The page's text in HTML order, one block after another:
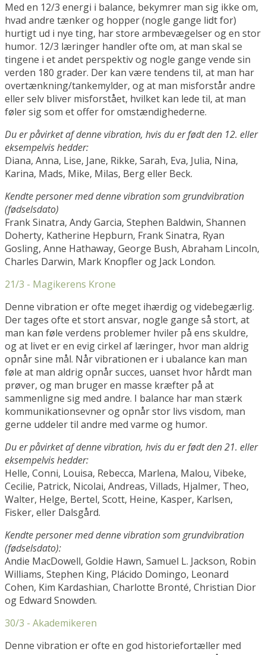
Med en 12/3 energi i balance, bekymrer man sig ikke om,
hvad andre tænker og hopper (nogle gange lidt for)
hurtigt ud i nye ting, har store armbevægelser og en stor
humor. 12/3 læringer handler ofte om, at man skal se
tingene i et andet perspektiv og nogle gange vende sin
verden 180 grader. Der kan være tendens til, at man har
overtænkning/tankemylder, og at man misforstår andre
eller selv bliver misforstået, hvilket kan lede til, at man
føler sig som et offer for omstændighederne.
Du er påvirket af denne vibration, hvis du er født den 12. eller
eksempelvis hedder:
Diana, Anna, Lise, Jane, Rikke, Sarah, Eva, Julia, Nina,
Karina, Mads, Mike, Milas, Berg eller Beck.
Kendte personer med denne vibration som grundvibration
(fødselsdato)
Frank Sinatra, Andy Garcia, Stephen Baldwin, Shannen
Doherty, Katherine Hepburn, Frank Sinatra, Ryan
Gosling, Anne Hathaway, George Bush, Abraham Lincoln,
Charles Darwin, Mark Knopfler og Jack London.
21/3 - Magikerens Krone
Denne vibration er ofte meget ihærdig og videbegærlig.
Der tages ofte et stort ansvar, nogle gange så stort, at
man kan føle verdens problemer hviler på ens skuldre,
og at livet er en evig cirkel af læringer, hvor man aldrig
opnår sine mål. Når vibrationen er i ubalance kan man
føle at man aldrig opnår succes, uanset hvor hårdt man
prøver, og man bruger en masse kræfter på at
sammenligne sig med andre. I balance har man stærk
kommunikationsevner og opnår stor livs visdom, man
gerne uddeler til andre med varme og humor.
Du er påvirket af denne vibration, hvis du er født den 21. eller
eksempelvis hedder:
Helle, Conni, Louisa, Rebecca, Marlena, Malou, Vibeke,
Cecilie, Patrick, Nicolai, Andreas, Villads, Hjalmer, Theo,
Walter, Helge, Bertel, Scott, Heine, Kasper, Karlsen,
Fisker, eller Dalsgård.
Kendte personer med denne vibration som grundvibration
(fødselsdato):
Andie MacDowell, Goldie Hawn, Samuel L. Jackson, Robin
Williams, Stephen King, Plácido Domingo, Leonard
Cohen, Kim Kardashian, Charlotte Bronté, Christian Dior
og Edward Snowden.
30/3 - Akademikeren
Denne vibration er ofte en god historiefortæller med